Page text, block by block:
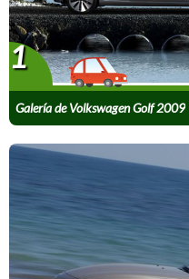
Galería de Volkswagen Golf 2009
1